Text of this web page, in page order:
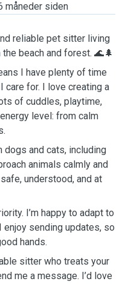
måneder siden
reliable pet sitter living
beach and forest. 🌊🌲
I have plenty of time
care for. I love creating a
of cuddles, playtime,
level: from calm
dogs and cats, including
animals calmly and
understood, and at
I’m happy to adapt to
sending updates, so
hands.
sitter who treats your
me a message. I’d love